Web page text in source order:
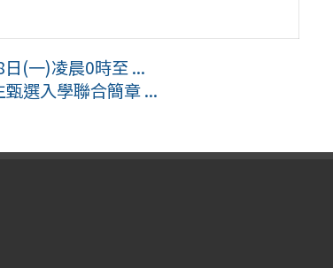
(一)凌晨0時至 ...
選入學聯合簡章 ...